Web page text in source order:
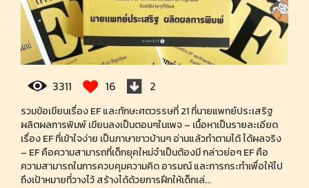
3311 16 2
รวมข้อเขียนเรื่อง EF และทักษะศตวรรษที่ 21 ที่นายแพทย์ประเสริฐ
ผลิตผลการพิมพ์ เขียนลงเป็นตอนๆในเพจ – เนื้อหาเป็นรายละเอียด
เรื่อง EF ที่เข้าใจง่าย เป็นภาษาชาวบ้านๆ อ่านแล้วทำตามได้ ได้ผลจริง
– EF คือความสามารถที่เด็กยุคใหม่จำเป็นต้องมี กล่าวย่อๆ EF คือ
ความสามารถในการควบคุมความคิด อารมณ์ และการกระทำเพื่อให้ไป
ถึงเป้าหมายที่วางไว้ สร้างได้ด้วยการฝึกให้เด็กเล่...